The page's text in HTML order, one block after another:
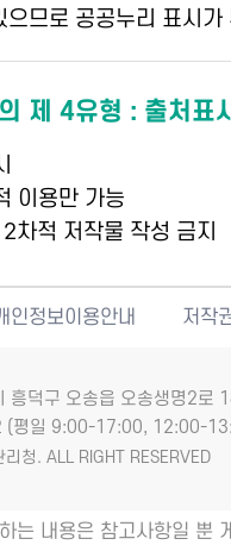
으므로 공공누리 표시
제 4유형 : 출처표
이용만 가능
차적 저작물 작성 금지
인정보이용안내 저작
흥덕구 오송읍 오송생명2로
평일 9:00-17:00, 12:00-
청. ALL RIGHT RESERVED
는 내용은 참고사항일 뿐